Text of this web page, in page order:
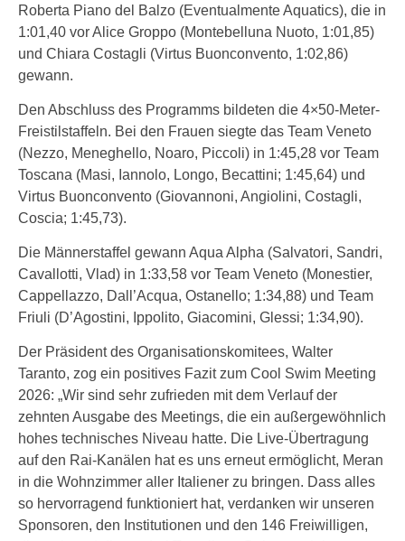
Roberta Piano del Balzo (Eventualmente Aquatics), die in
1:01,40 vor Alice Groppo (Montebelluna Nuoto, 1:01,85)
und Chiara Costagli (Virtus Buonconvento, 1:02,86)
gewann.
Den Abschluss des Programms bildeten die 4×50-Meter-
Freistilstaffeln. Bei den Frauen siegte das Team Veneto
(Nezzo, Meneghello, Noaro, Piccoli) in 1:45,28 vor Team
Toscana (Masi, Iannolo, Longo, Becattini; 1:45,64) und
Virtus Buonconvento (Giovannoni, Angiolini, Costagli,
Coscia; 1:45,73).
Die Männerstaffel gewann Aqua Alpha (Salvatori, Sandri,
Cavallotti, Vlad) in 1:33,58 vor Team Veneto (Monestier,
Cappellazzo, Dall’Acqua, Ostanello; 1:34,88) und Team
Friuli (D’Agostini, Ippolito, Giacomini, Glessi; 1:34,90).
Der Präsident des Organisationskomitees, Walter
Taranto, zog ein positives Fazit zum Cool Swim Meeting
2026: „Wir sind sehr zufrieden mit dem Verlauf der
zehnten Ausgabe des Meetings, die ein außergewöhnlich
hohes technisches Niveau hatte. Die Live-Übertragung
auf den Rai-Kanälen hat es uns erneut ermöglicht, Meran
in die Wohnzimmer aller Italiener zu bringen. Dass alles
so hervorragend funktioniert hat, verdanken wir unseren
Sponsoren, den Institutionen und den 146 Freiwilligen,